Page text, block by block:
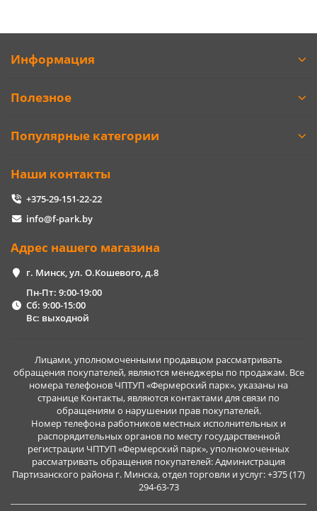
Информация
Полезное
Популярные категории
Наши контакты
+375-29-151-22-22
info@f-park.by
Адрес нашего магазина
г. Минск, ул. О.Кошевого, д.8
Пн-Пт: 9:00-19:00
Сб: 9:00-15:00
Вс: выходной
Лицами, уполномоченными продавцом рассматривать
обращения покупателей, являются менеджеры по продажам. Все
номера телефонов ЧПТУП «Фермерский парк», указаны на
странице Контакты, являются контактами для связи по
обращениям о нарушении прав покупателей.
Номер телефона работников местных исполнительных и
распорядительных органов по месту государственной
регистрации ЧПТУП «Фермерский парк», уполномоченных
рассматривать обращения покупателей: Администрация
Партизанского района г. Минска, отдел торговли и услуг: +375 (17)
294-63-73